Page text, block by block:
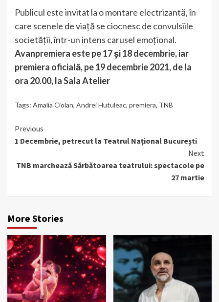
Publicul este invitat la o montare electrizantă, în
care scenele de viață se ciocnesc de convulsiile
societății, într-un intens carusel emoțional.
Avanpremiera este pe 17 și 18 decembrie, iar
premiera oficială, pe 19 decembrie 2021, de la
ora 20.00, la Sala Atelier
Tags: Amalia Ciolan, Andrei Hutuleac, premiera, TNB
Continue
Reading
Previous
1 Decembrie, petrecut la Teatrul Național București
Next
TNB marchează Sărbătoarea teatrului: spectacole pe
27 martie
More Stories